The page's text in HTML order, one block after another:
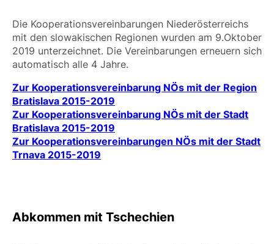
Die Kooperationsvereinbarungen Niederösterreichs
mit den slowakischen Regionen wurden am 9.Oktober
2019 unterzeichnet. Die Vereinbarungen erneuern sich
automatisch alle 4 Jahre.
Zur Kooperationsvereinbarung NÖs mit der Region
Bratislava 2015-2019
Zur Kooperationsvereinbarung NÖs mit der Stadt
Bratislava 2015-2019
Zur Kooperationsvereinbarungen NÖs mit der Stadt
Trnava 2015-2019
Abkommen mit Tschechien